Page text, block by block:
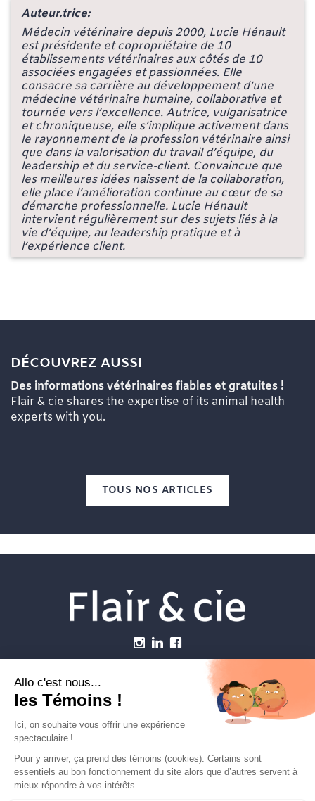
Auteur.trice:
Médecin vétérinaire depuis 2000, Lucie Hénault
est présidente et copropriétaire de 10
établissements vétérinaires aux côtés de 10
associées engagées et passionnées. Elle
consacre sa carrière au développement d’une
médecine vétérinaire humaine, collaborative et
tournée vers l’excellence. Autrice, vulgarisatrice
et chroniqueuse, elle s’implique activement dans
le rayonnement de la profession vétérinaire ainsi
que dans la valorisation du travail d’équipe, du
leadership et du service-client. Convaincue que
les meilleures idées naissent de la collaboration,
elle place l’amélioration continue au cœur de sa
démarche professionnelle. Lucie Hénault
intervient régulièrement sur des sujets liés à la
vie d’équipe, au leadership pratique et à
l’expérience client.
DÉCOUVREZ AUSSI
Des informations vétérinaires fiables et gratuites !
Flair & cie shares the expertise of its animal health
experts with you.
TOUS NOS ARTICLES
Établissements vétérinaires
Carrière
Contactez-nous